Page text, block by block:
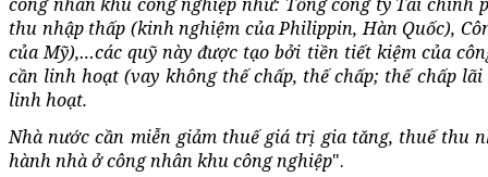
thu nhập thấp (kinh nghiệm của Philippin, Hàn Quốc),
của Mỹ),…các quỹ này được tạo bởi tiền tiết kiệm của
cần linh hoạt (vay không thế chấp, thế chấp; thế chấp
linh hoạt.
Nhà nước cần miễn giảm thuế giá trị gia tăng, thuế thu
hành nhà ở công nhân khu công nghiệp".